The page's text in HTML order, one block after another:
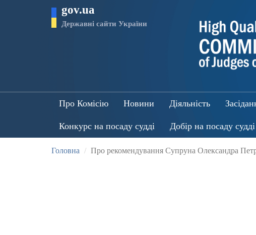
gov.ua
Державні сайти України
Про Комісію Новини Діяльність
Конкурс на посаду судді Добір на посаду
Головна Про рекомендування Супруна Олександра